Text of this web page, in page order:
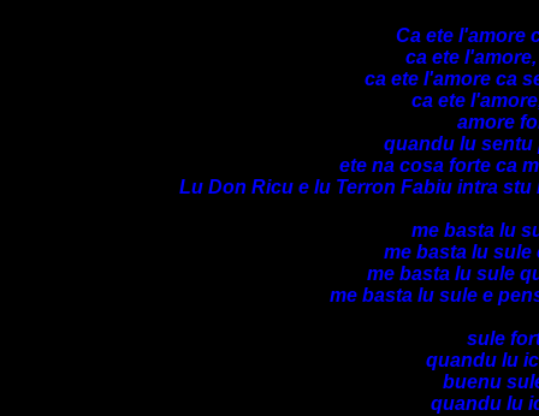
Ca ete l'amore
ca ete
ca ete l'amore ca
ca ete
amore
quandu lu sentu
ete na cosa forte ca
Lu Don Ricu e lu Terron Fabiu intra
me basta lu
me basta lu sule
me basta lu sule
me basta lu sule e
sule
quandu lu
buenu
quandu lu